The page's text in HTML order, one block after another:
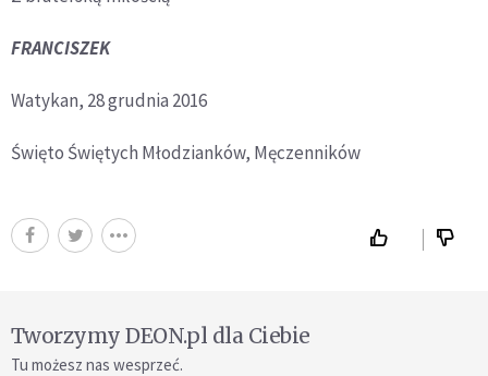
FRANCISZEK
Watykan, 28 grudnia 2016
Święto Świętych Młodzianków, Męczenników
Tworzymy DEON.pl dla Ciebie
Tu możesz nas wesprzeć.